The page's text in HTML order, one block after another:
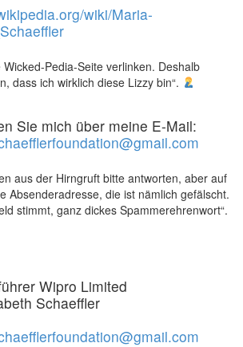
wiki/Maria-
Pedia-Seite verlinken. Deshalb
dass ich wirklich diese Lizzy bin“.
Sie mich über meine E-Mail:
aus der Hirngruft bitte antworten, aber auf
Absenderadresse, die ist nämlich gefälscht.
stimmt, ganz dickes Spammerehrenwort“.
Wipro Limited
Schaeffler